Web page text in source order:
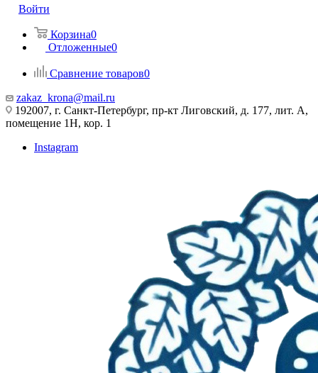
Войти
Корзина0
Отложенные0
Сравнение товаров0
zakaz_krona@mail.ru
192007, г. Санкт-Петербург, пр-кт Лиговский, д. 177, лит. А,
помещение 1Н, кор. 1
Instagram